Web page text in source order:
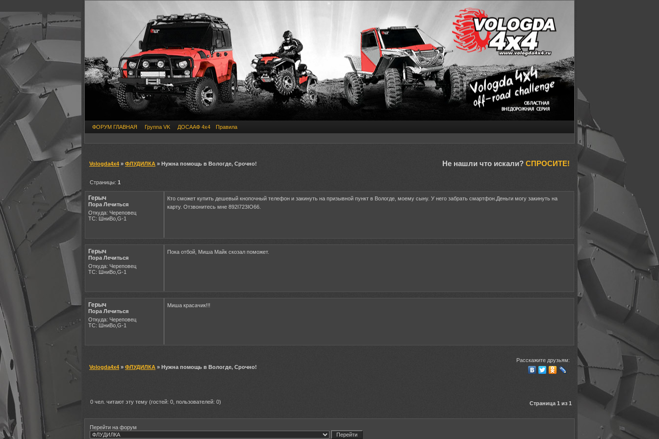
ФОРУМ ГЛАВНАЯ Группа VK ДОСААФ 4х4 Правила
Vologda4x4 » ФЛУДИЛКА » Нужна помощь в Вологде, Срочно! Не нашли что искали? СПРОСИТЕ!
Страницы:1
Герыч
Пора Лечиться
Откуда: Череповец
ТС: ШниВо,G-1
Кто сможет купить дешевый кнопочный телефон и закинуть на призывной пункт в Вологде, моему сыну. У него забрать смартфон.Деньги могу закинуть на
карту. Отзвонитесь мне 892I723IO66.
Герыч
Пора Лечиться
Откуда: Череповец
ТС: ШниВо,G-1
Пока отбой, Миша Майк скозал поможет.
Герыч
Пора Лечиться
Откуда: Череповец
ТС: ШниВо,G-1
Миша красачик!!!
Vologda4x4 » ФЛУДИЛКА » Нужна помощь в Вологде, Срочно!
Расскажите друзьям:
Страница 1 из 1
0 чел. читают эту тему (гостей: 0, пользователей: 0)
Перейти на форум